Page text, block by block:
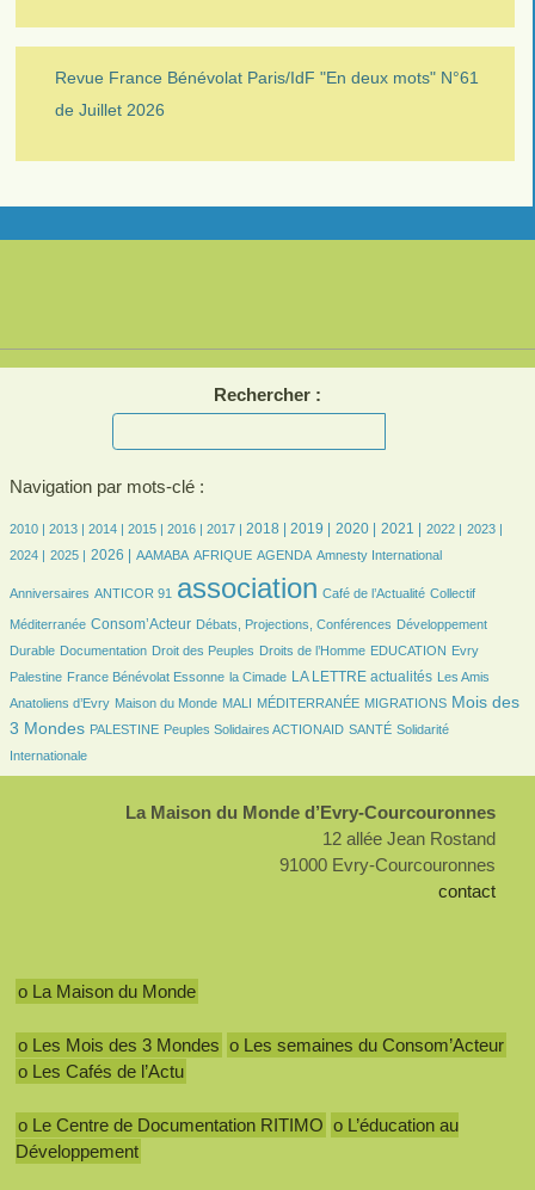
Revue France Bénévolat Paris/IdF "En deux mots" N°61
de Juillet 2026
Rechercher :
Navigation par mots-clé :
8/3061
2010 |
8/30612013 |
224/3061 2014 |
425/3061 2015 |
514/3061 2016 |
573/3061 2017 |
795/3061 2018 |
817/3061 2019 |
775/3061 2020 |
754/3061 2021 |
602/3061 2022 |
593/3061 2023 |
567/3061
2024 |
555/3061
2025 |
768/3061 2026 |
97/3061 AAMABA
218/3061 AFRIQUE
573/3061 AGENDA
10/3061 Amnesty International
34/3061
Anniversaires ANTICOR 91 association Café de l’Actualité Collectif
Méditerranée
842/3061 Consom’Acteur
173/3061 Débats, Projections, Conférences
191/3061
Développement
Durable
76/3061Documentation
34/3061 Droit des Peuples
188/3061 Droits de l’Homme
48/3061 EDUCATION
9/3061
Evry
Palestine
146/3061France Bénévolat Essonne
36/3061 la Cimade
1009/3061 LA LETTRE actualités
37/3061
Les Amis
Anatoliens d’Evry
102/3061 Maison du Monde
28/3061 MALI
11/3061 MÉDITERRANÉE
171/3061 MIGRATIONS
1224/3061
Mois des
3 Mondes
111/3061 PALESTINE
122/3061 Peuples Solidaires ACTIONAID
132/3061 SANTÉ
300/3061
Solidarité
Internationale
La Maison du Monde d’Evry-Courcouronnes
12 allée Jean Rostand
91000 Evry-Courcouronnes
contact
o La Maison du Monde
o Les Mois des 3 Mondes o Les semaines du Consom’Acteur
o Les Cafés de l’Actu
o Le Centre de Documentation RITIMO o L’éducation au
Développement